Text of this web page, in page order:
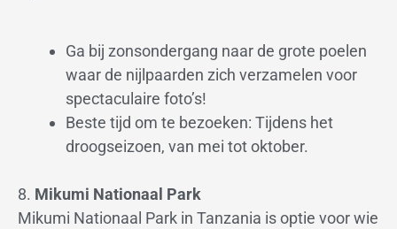
Ga bij zonsondergang naar de grote poelen
waar de nijlpaarden zich verzamelen voor
spectaculaire foto’s!
Beste tijd om te bezoeken: Tijdens het
droogseizoen, van mei tot oktober.
8. Mikumi Nationaal Park
Mikumi Nationaal Park in Tanzania is optie voor wie